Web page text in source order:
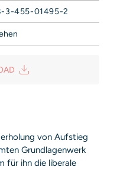
3-455-01495-2
9 Abs. 7 S. 2 der
von Aufstieg
Grundlagenwerk
für ihn die liberale